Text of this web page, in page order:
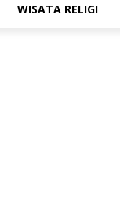
WISATA RELIGI